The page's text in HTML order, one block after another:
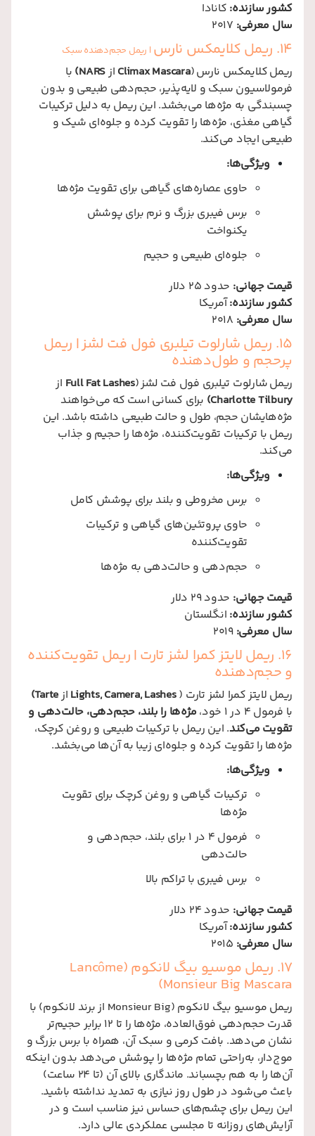
کشور سازنده: کانادا
سال معرفی:
14. ریمل کلایمکس نارس | ریمل حجم‌دهنده سبک
ریمل کلایمکس نارس (Climax Mascara ازNARS) با
فرمولاسیون سبک و لایه‌پذیر، حجم‌دهی طبیعی و بدون
چسبندگی به مژه‌ها می‌بخشد. این ریمل به دلیل ترکیبات
گیاهی مغذی، مژه‌ها را تقویت کرده و جلوه‌ای شیک و
طبیعی ایجاد می‌کند.
ویژگی‌ها:
حاوی عصاره‌های گیاهی برای تقویت مژه‌ها
برس فیبری بزرگ و نرم برای پوشش
یکنواخت
جلوه‌ای طبیعی و حجیم
قیمت جهانی: حدود 25 دلار
کشور سازنده:آمریکا
سال معرفی:
15. ریمل شارلوت تیلبری فول فت لشز | ریمل
پرحجم و طول‌دهنده
ریمل شارلوت تیلبری فول فت لشز (Full Fat Lashes از
Charlotte Tilbury) برای کسانی است که می‌خواهند
مژه‌هایشان حجم، طول و حالت طبیعی داشته باشد. این
ریمل با ترکیبات تقویت‌کننده، مژه‌ها را حجیم و جذاب
می‌کند.
ویژگی‌ها:
برس مخروطی و بلند برای پوشش کامل
حاوی پروتئین‌های گیاهی و ترکیبات
تقویت‌کننده
حجم‌دهی و حالت‌دهی به مژه‌ها
قیمت جهانی: حدود 29 دلار
کشور سازنده: انگلستان
سال معرفی: 2019
16. ریمل لایتز کمرا لشز تارت | ریمل تقویت‌کننده
و حجم‌دهنده
ریمل لایتز کمرا لشز تارت (Lights, Camera, Lashes ازTarte)
با فرمول ۴ در ۱ خود،
مژه‌ها را بلند، حجم‌دهی، حالت‌دهی و
تقویت می‌کند. این ریمل با ترکیبات طبیعی و روغن کرچک،
مژه‌ها را تقویت کرده و جلوه‌ای زیبا به آن‌ها می‌بخشد.
ویژگی‌ها:
ترکیبات گیاهی و روغن کرچک برای تقویت
مژه‌ها
فرمول ۴ در ۱ برای بلند، حجم‌دهی و
حالت‌دهی
برس فیبری با تراکم بالا
قیمت جهانی: حدود 24 دلار
کشور سازنده:آمریکا
سال معرفی:
17. ریمل موسیو بیگ لانکوم (Lancôme
Monsieur Big Mascara)
ریمل موسیو بیگ لانکوم (Monsieur Big از برند لانکوم) با
قدرت حجم‌دهی فوق‌العاده، مژه‌ها را تا ۱۲ برابر حجیم‌تر
نشان می‌دهد. بافت کرمی و سبک آن، همراه با برس بزرگ و
موج‌دار، به‌راحتی تمام مژه‌ها را پوشش می‌دهد بدون اینکه
آن‌ها را به هم بچسباند. ماندگاری بالای آن (تا ۲۴ ساعت)
باعث می‌شود در طول روز نیازی به تمدید نداشته باشید.
این ریمل برای چشم‌های حساس نیز مناسب است و در
آرایش‌های روزانه تا مجلسی عملکردی عالی دارد.